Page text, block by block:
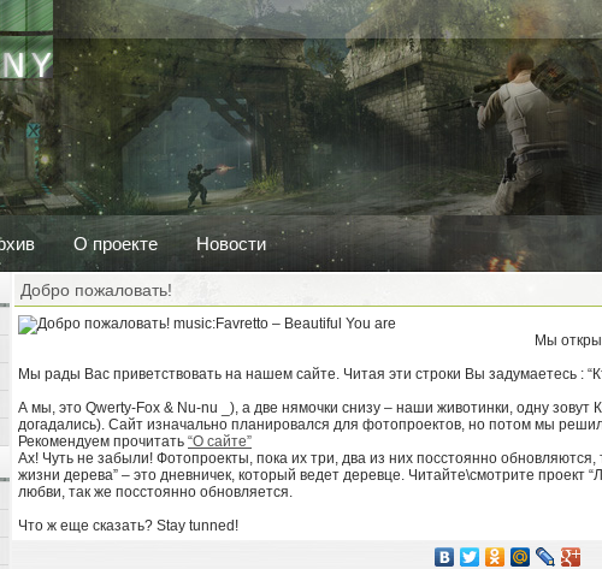
О проекте Новости
Добро пожаловать!
music:Favretto – Beautiful You are
Мы
Мы рады Вас приветствовать на нашем сайте. Читая эти строки Вы задумаетесь :
А мы, это Qwerty-Fox & Nu-nu _), а две нямочки снизу – наши животинки, одну
догадались). Сайт изначально планировался для фотопроектов, но потом мы
Рекомендуем прочитать “О сайте”
Ах! Чуть не забыли! Фотопроекты, пока их три, два из них посстоянно
жизни дерева” – это дневничек, который ведет деревце. Читайте\смотрите проект
любви, так же посстоянно обновляется.
Что ж еще сказать? Stay tunned!